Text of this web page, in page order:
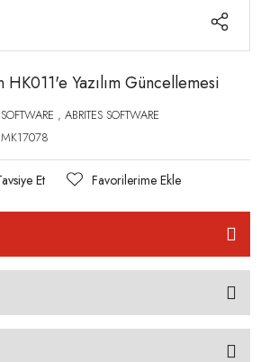
Yazılım Güncellemesi
SOFTWARE ,ABRITES SOFTWARE
MK17078
Et